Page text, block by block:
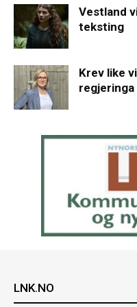
Vestland
teksting
Krev like
LNK.NO